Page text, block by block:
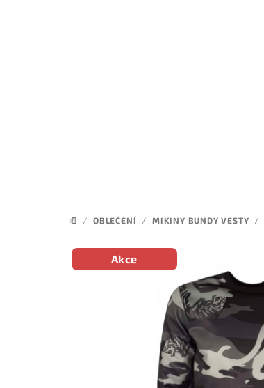
DOMŮ
/ OBLEČENÍ / MIKINY BUNDY VESTY /
Akce